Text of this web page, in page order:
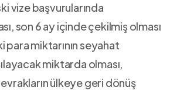
vize başvurularında
son 6 ay içinde çekilmiş olması
miktarının seyahat
miktarda olması,
ülkeye geri dönüş